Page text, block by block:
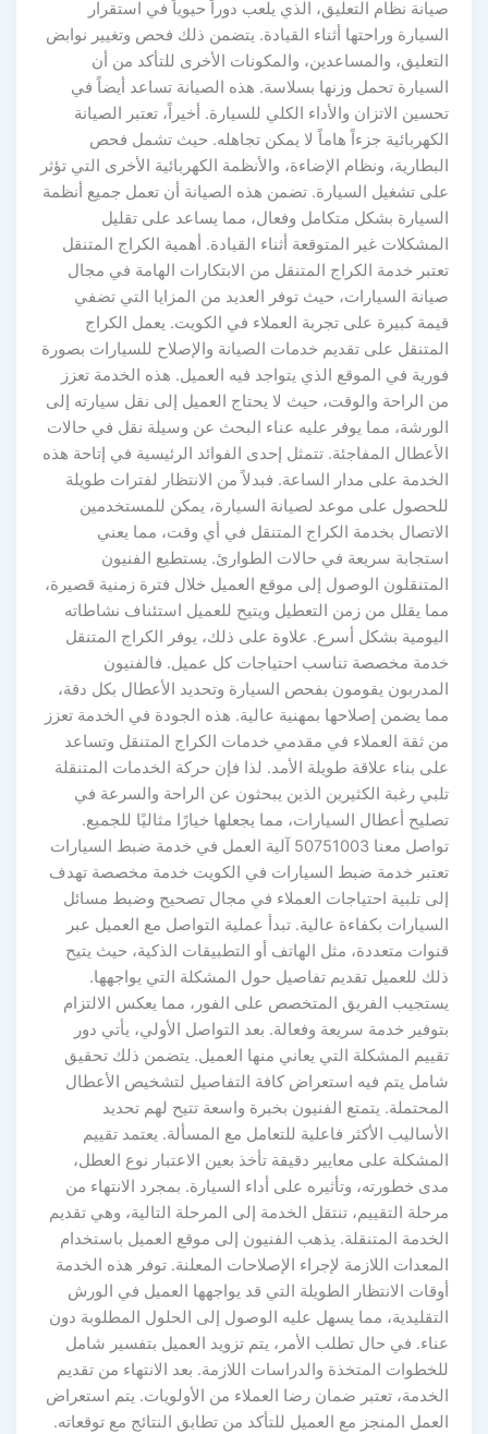
صيانة نظام التعليق، الذي يلعب دوراً حيوياً في استقرار
السيارة وراحتها أثناء القيادة. يتضمن ذلك فحص وتغيير نوابض
التعليق، والمساعدين، والمكونات الأخرى للتأكد من أن
السيارة تحمل وزنها بسلاسة. هذه الصيانة تساعد أيضاً في
تحسين الاتزان والأداء الكلي للسيارة. أخيراً، تعتبر الصيانة
الكهربائية جزءاً هاماً لا يمكن تجاهله. حيث تشمل فحص
البطارية، ونظام الإضاءة، والأنظمة الكهربائية الأخرى التي تؤثر
على تشغيل السيارة. تضمن هذه الصيانة أن تعمل جميع أنظمة
السيارة بشكل متكامل وفعال، مما يساعد على تقليل
المشكلات غير المتوقعة أثناء القيادة. أهمية الكراج المتنقل
تعتبر خدمة الكراج المتنقل من الابتكارات الهامة في مجال
صيانة السيارات، حيث توفر العديد من المزايا التي تضفي
قيمة كبيرة على تجربة العملاء في الكويت. يعمل الكراج
المتنقل على تقديم خدمات الصيانة والإصلاح للسيارات بصورة
فورية في الموقع الذي يتواجد فيه العميل. هذه الخدمة تعزز
من الراحة والوقت، حيث لا يحتاج العميل إلى نقل سيارته إلى
الورشة، مما يوفر عليه عناء البحث عن وسيلة نقل في حالات
الأعطال المفاجئة. تتمثل إحدى الفوائد الرئيسية في إتاحة هذه
الخدمة على مدار الساعة. فبدلاً من الانتظار لفترات طويلة
للحصول على موعد لصيانة السيارة، يمكن للمستخدمين
الاتصال بخدمة الكراج المتنقل في أي وقت، مما يعني
استجابة سريعة في حالات الطوارئ. يستطيع الفنيون
المتنقلون الوصول إلى موقع العميل خلال فترة زمنية قصيرة،
مما يقلل من زمن التعطيل ويتيح للعميل استئناف نشاطاته
اليومية بشكل أسرع. علاوة على ذلك، يوفر الكراج المتنقل
خدمة مخصصة تناسب احتياجات كل عميل. فالفنيون
المدربون يقومون بفحص السيارة وتحديد الأعطال بكل دقة،
مما يضمن إصلاحها بمهنية عالية. هذه الجودة في الخدمة تعزز
من ثقة العملاء في مقدمي خدمات الكراج المتنقل وتساعد
على بناء علاقة طويلة الأمد. لذا فإن حركة الخدمات المتنقلة
تلبي رغبة الكثيرين الذين يبحثون عن الراحة والسرعة في
تصليح أعطال السيارات، مما يجعلها خيارًا مثاليًا للجميع.
تواصل معنا 50751003 آلية العمل في خدمة ضبط السيارات
تعتبر خدمة ضبط السيارات في الكويت خدمة مخصصة تهدف
إلى تلبية احتياجات العملاء في مجال تصحيح وضبط مسائل
السيارات بكفاءة عالية. تبدأ عملية التواصل مع العميل عبر
قنوات متعددة، مثل الهاتف أو التطبيقات الذكية، حيث يتيح
ذلك للعميل تقديم تفاصيل حول المشكلة التي يواجهها.
يستجيب الفريق المتخصص على الفور، مما يعكس الالتزام
بتوفير خدمة سريعة وفعالة. بعد التواصل الأولي، يأتي دور
تقييم المشكلة التي يعاني منها العميل. يتضمن ذلك تحقيق
شامل يتم فيه استعراض كافة التفاصيل لتشخيص الأعطال
المحتملة. يتمتع الفنيون بخبرة واسعة تتيح لهم تحديد
الأساليب الأكثر فاعلية للتعامل مع المسألة. يعتمد تقييم
المشكلة على معايير دقيقة تأخذ بعين الاعتبار نوع العطل،
مدى خطورته، وتأثيره على أداء السيارة. بمجرد الانتهاء من
مرحلة التقييم، تنتقل الخدمة إلى المرحلة التالية، وهي تقديم
الخدمة المتنقلة. يذهب الفنيون إلى موقع العميل باستخدام
المعدات اللازمة لإجراء الإصلاحات المعلنة. توفر هذه الخدمة
أوقات الانتظار الطويلة التي قد يواجهها العميل في الورش
التقليدية، مما يسهل عليه الوصول إلى الحلول المطلوبة دون
عناء. في حال تطلب الأمر، يتم تزويد العميل بتفسير شامل
للخطوات المتخذة والدراسات اللازمة. بعد الانتهاء من تقديم
الخدمة، تعتبر ضمان رضا العملاء من الأولويات. يتم استعراض
العمل المنجز مع العميل للتأكد من تطابق النتائج مع توقعاته.